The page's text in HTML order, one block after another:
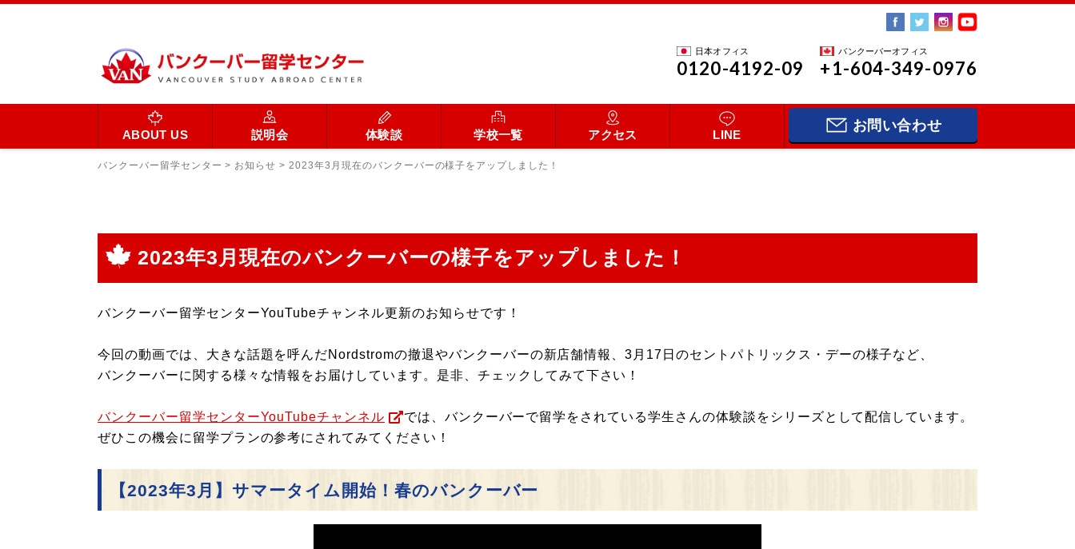
日本オフィス
0120-4192-09
バンクーバーオフィス
+1-604-349-0976
ABOUT US 説明会 体験談 学校一覧 アクセス LINE
お問い合わせ
バンクーバー留学センター > お知らせ > 2023年3月現在のバンクーバーの様子をアップしました！
2023年3月現在のバンクーバーの様子をアップしました！
バンクーバー留学センターYouTubeチャンネル更新のお知らせです！
今回の動画では、大きな話題を呼んだNordstromの撤退やバンクーバーの新店舗情報、3月17日のセントパトリックス・デーの様子など、
バンクーバーに関する様々な情報をお届けしています。是非、チェックしてみて下さい！
バンクーバー留学センターYouTubeチャンネル
では、バンクーバーで留学をされている学生さんの体験談をシリーズとして配信しています。
ぜひこの機会に留学プランの参考にされてみてください！
【2023年3月】サマータイム開始！春のバンクーバー